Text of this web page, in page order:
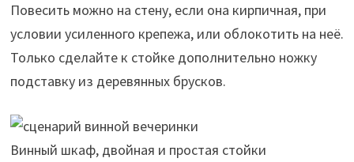
Повесить можно на стену, если она кирпичная, при
условии усиленного крепежа, или облокотить на неё.
Только сделайте к стойке дополнительно ножку
подставку из деревянных брусков.
Винный шкаф, двойная и простая стойки